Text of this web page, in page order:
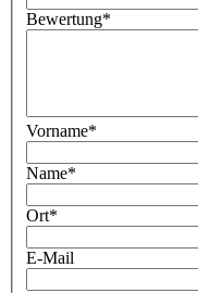
Bewertung*
Vorname*
Name*
Ort*
E-Mail